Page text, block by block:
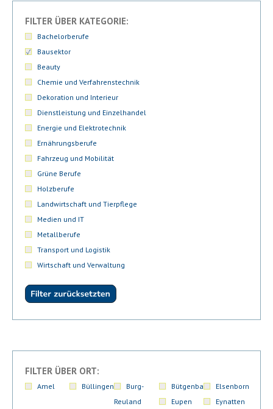
FILTER ÜBER KATEGORIE:
Bachelorberufe
Bausektor
Beauty
Chemie und Verfahrenstechnik
Dekoration und Interieur
Dienstleistung und Einzelhandel
Energie und Elektrotechnik
Ernährungsberufe
Fahrzeug und Mobilität
Grüne Berufe
Holzberufe
Landwirtschaft und Tierpflege
Medien und IT
Metallberufe
Transport und Logistik
Wirtschaft und Verwaltung
FILTER ÜBER ORT:
Amel Büllingen
Burg-
Reuland
Bütgenbach
Elsenborn
Eupen
Eynatten